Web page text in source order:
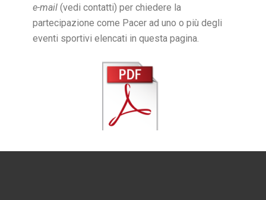
e-mail (vedi contatti) per chiedere la
partecipazione come Pacer ad uno o più degli
eventi sportivi elencati in questa pagina.